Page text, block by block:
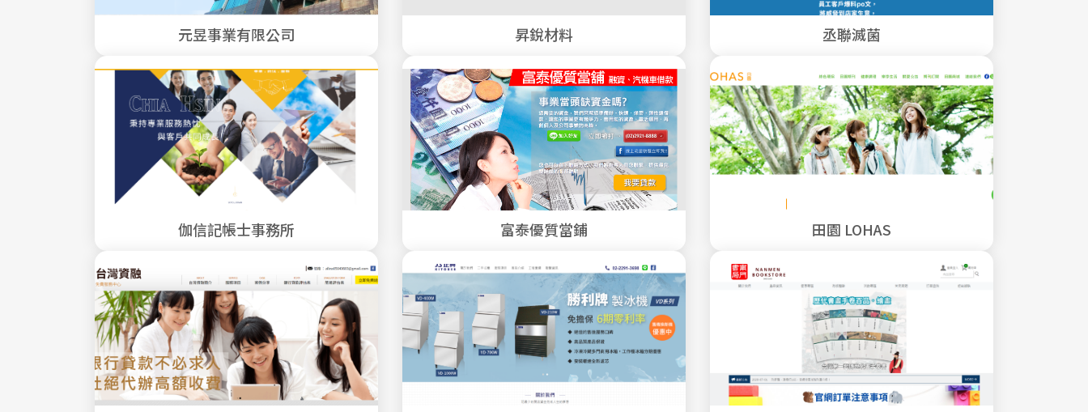
元昱事業有限公司 昇銳材料 丞聯滅菌
伽信記帳士事務所 富泰優質當鋪 田園 LOHAS